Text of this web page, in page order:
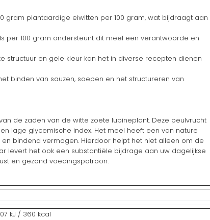
gram plantaardige eiwitten per 100 gram, wat bijdraagt aan
per 100 gram ondersteunt dit meel een verantwoorde en
structuur en gele kleur kan het in diverse recepten dienen
binden van sauzen, soepen en het structureren van
de zaden van de witte zoete lupineplant. Deze peulvrucht
lage glycemische index. Het meel heeft een van nature
bindend vermogen. Hierdoor helpt het niet alleen om de
levert het ook een substantiële bijdrage aan uw dagelijkse
en gezond voedingspatroon.
kJ / 360 kcal